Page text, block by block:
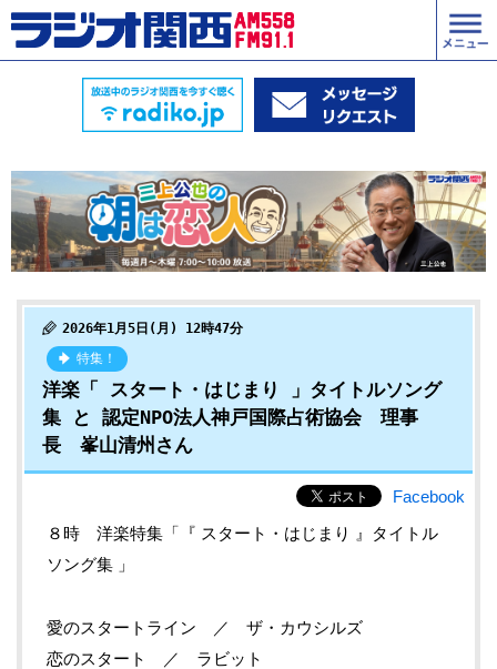
2026年1月5日(月) 12時47分
特集！
洋楽「 スタート・はじまり 」タイトルソング
集 と 認定NPO法人神戸国際占術協会 理事
長 峯山清州さん
Facebook
８時 洋楽特集「『 スタート・はじまり 』タイトル
ソング集 」
愛のスタートライン ／ ザ・カウシルズ
恋のスタート ／ ラビット